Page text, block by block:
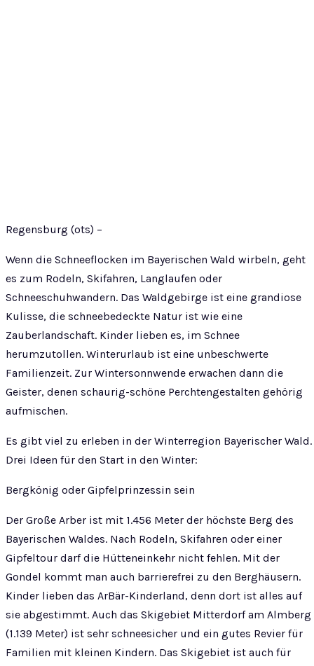
Regensburg (ots) –
Wenn die Schneeflocken im Bayerischen Wald wirbeln, geht
es zum Rodeln, Skifahren, Langlaufen oder
Schneeschuhwandern. Das Waldgebirge ist eine grandiose
Kulisse, die schneebedeckte Natur ist wie eine
Zauberlandschaft. Kinder lieben es, im Schnee
herumzutollen. Winterurlaub ist eine unbeschwerte
Familienzeit. Zur Wintersonnwende erwachen dann die
Geister, denen schaurig-schöne Perchtengestalten gehörig
aufmischen.
Es gibt viel zu erleben in der Winterregion Bayerischer Wald.
Drei Ideen für den Start in den Winter:
Bergkönig oder Gipfelprinzessin sein
Der Große Arber ist mit 1.456 Meter der höchste Berg des
Bayerischen Waldes. Nach Rodeln, Skifahren oder einer
Gipfeltour darf die Hütteneinkehr nicht fehlen. Mit der
Gondel kommt man auch barrierefrei zu den Berghäusern.
Kinder lieben das ArBär-Kinderland, denn dort ist alles auf
sie abgestimmt. Auch das Skigebiet Mitterdorf am Almberg
(1.139 Meter) ist sehr schneesicher und ein gutes Revier für
Familien mit kleinen Kindern. Das Skigebiet ist auch für